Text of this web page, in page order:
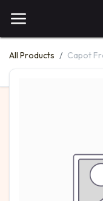
All Products Capot